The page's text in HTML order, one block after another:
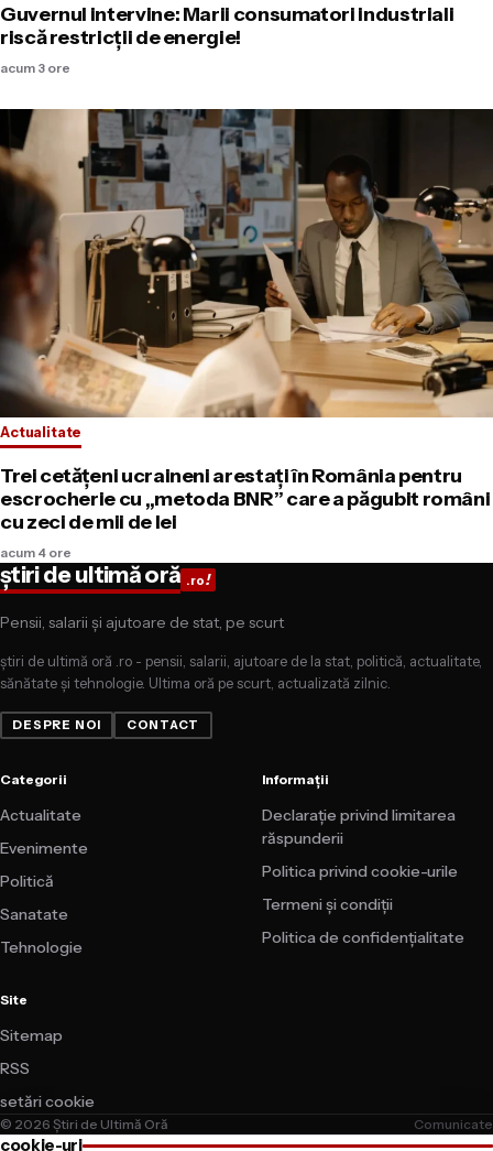
Guvernul intervine: Marii consumatori industriali
riscă restricții de energie!
acum 3 ore
Actualitate
Trei cetățeni ucraineni arestați în România pentru
escrocherie cu „metoda BNR” care a păgubit români
cu zeci de mii de lei
acum 4 ore
știri de ultimă oră .ro!
Pensii, salarii și ajutoare de stat, pe scurt
știri de ultimă oră .ro - pensii, salarii, ajutoare de la stat, politică, actualitate,
sănătate și tehnologie. Ultima oră pe scurt, actualizată zilnic.
DESPRE NOI CONTACT
Categorii
Actualitate
Evenimente
Politică
Sanatate
Tehnologie
Informații
Declarație privind limitarea
răspunderii
Politica privind cookie-urile
Termeni și condiții
Politica de confidențialitate
Site
Sitemap
RSS
setări cookie
© 2026 Știri de Ultimă Oră Comunicate
cookie-uri